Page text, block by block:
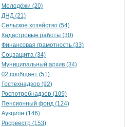
Молодёжи (20)
ДНД (21)
Сельское хозяйство (54)
Кадастровые работы (30)
Финансовая грамотность (33)
Соцзащита (34)
Муниципальный архив (34)
02 сообщает (51)
Гостехнадзор (92)
Роспотребнадзор (109)
Пенсионный фонд (124)
Аукцион (146)
Росреестр (153)